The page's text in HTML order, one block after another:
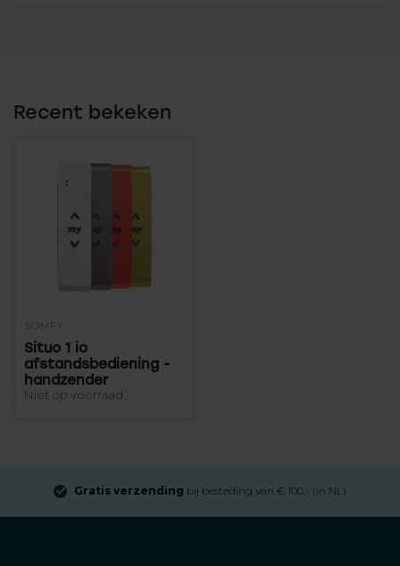
Recent bekeken
SOMFY
Situo 1 io
afstandsbediening -
handzender
Niet op voorraad
Gratis verzending bij besteding van € 100,- (in NL)